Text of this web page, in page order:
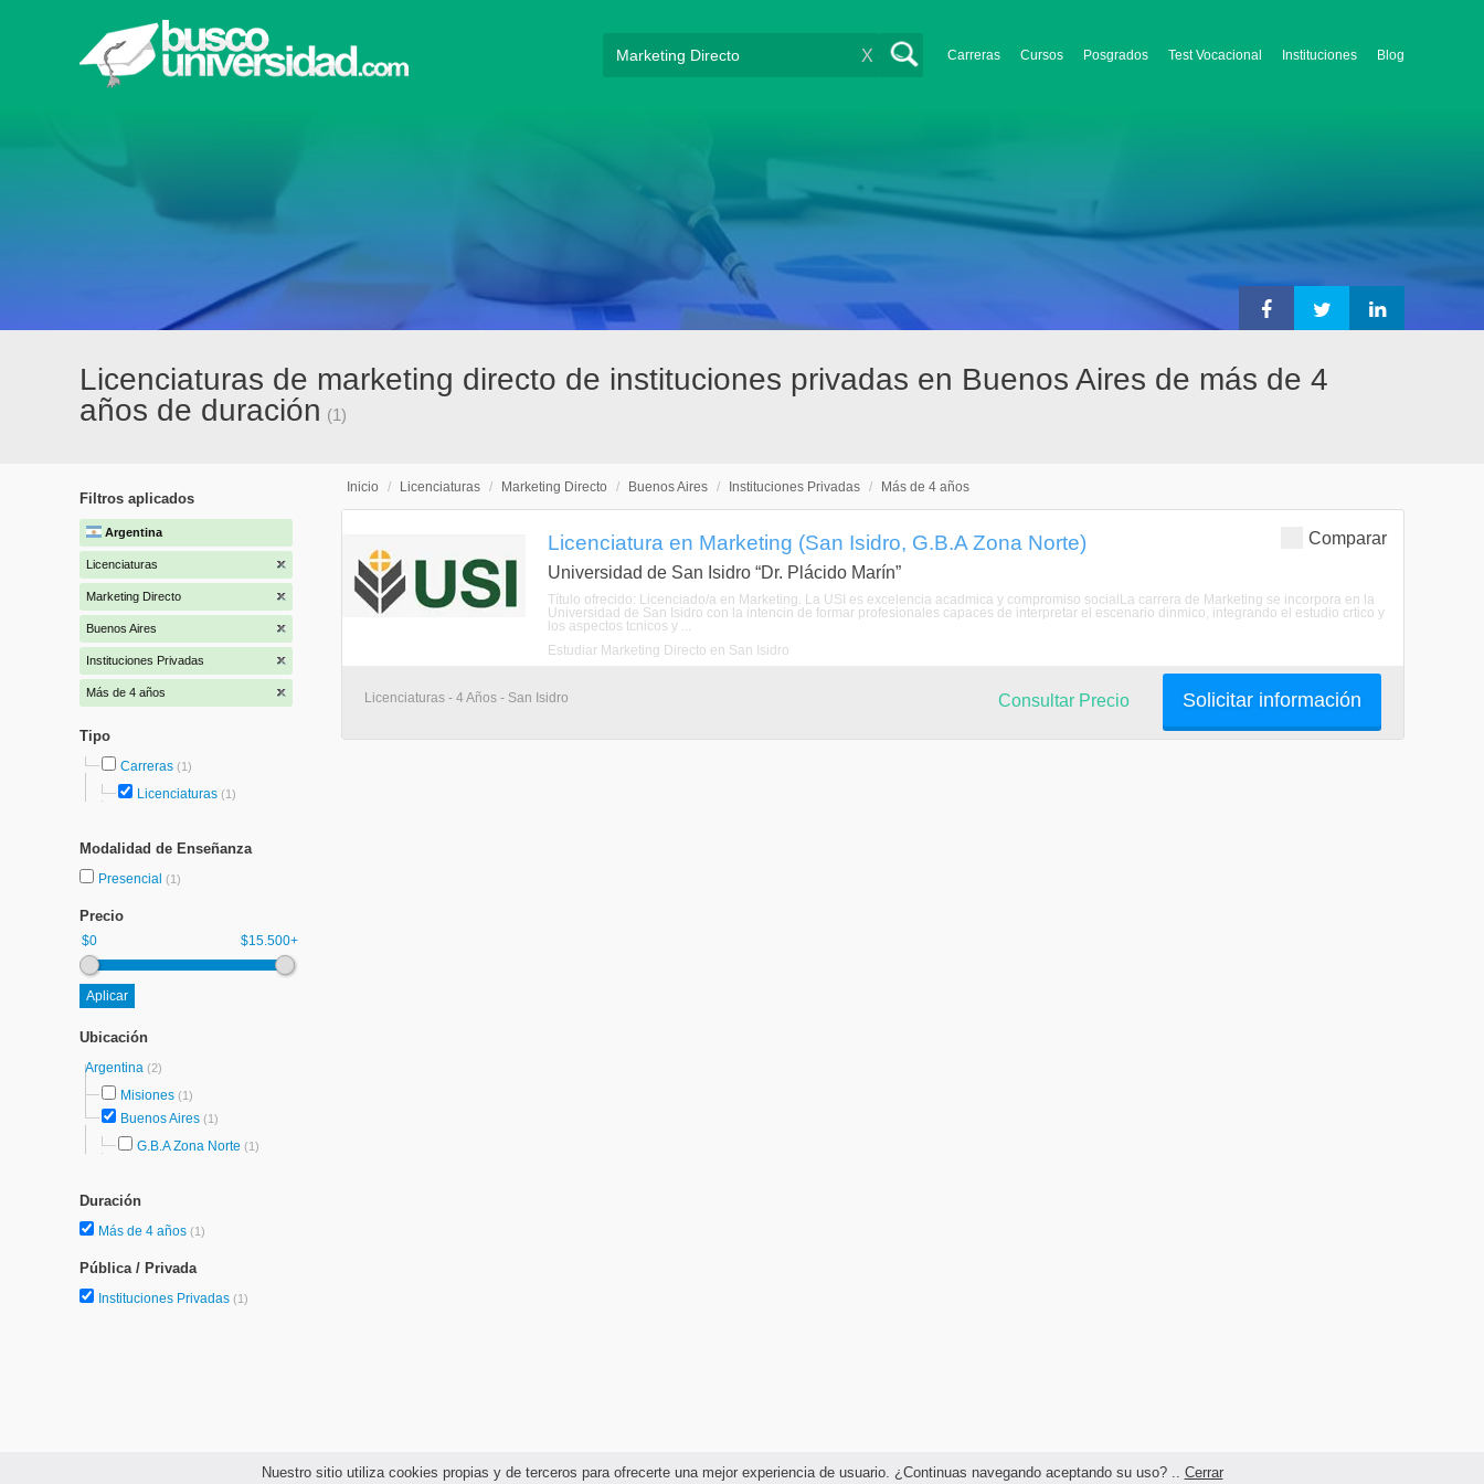
Nuestro sitio utiliza cookies propias y de terceros para ofrecerte una mejor experiencia de usuario. ¿Continuas navegando aceptando su uso? .. Cerrar
Carreras Cursos Posgrados Test Vocacional Instituciones Blog
X
Licenciaturas de marketing directo de instituciones privadas en Buenos Aires de más de 4
años de duración (1)
Filtros aplicados
Argentina
Licenciaturas
Marketing Directo
Buenos Aires
Instituciones Privadas
Más de 4 años
Tipo
Carreras (1)
Licenciaturas (1)
Modalidad de Enseñanza
Presencial (1)
Precio
$0 $15.500+
Ubicación
Argentina (2)
Misiones (1)
Buenos Aires (1)
G.B.A Zona Norte (1)
Duración
Más de 4 años (1)
Pública / Privada
Instituciones Privadas (1)
Inicio / Licenciaturas / Marketing Directo / Buenos Aires / Instituciones Privadas / Más de 4 años
Comparar
Licenciatura en Marketing (San Isidro, G.B.A Zona Norte)
Universidad de San Isidro “Dr. Plácido Marín”
Título ofrecido: Licenciado/a en Marketing. La USI es excelencia acadmica y compromiso socialLa carrera de Marketing se incorpora en la
Universidad de San Isidro con la intencin de formar profesionales capaces de interpretar el escenario dinmico, integrando el estudio crtico y
los aspectos tcnicos y ...
Estudiar Marketing Directo en San Isidro
Licenciaturas - 4 Años - San Isidro Solicitar información
Consultar Precio